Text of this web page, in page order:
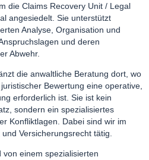
die Claims Recovery Unit / Legal
angesiedelt. Sie unterstützt
Analyse, Organisation und
und deren
Abwehr.
die anwaltliche Beratung dort, wo
Bewertung eine operative,
erforderlich ist. Sie ist kein
sondern ein spezialisiertes
Konfliktlagen. Dabei sind wir im
Versicherungsrecht tätig.
von einem spezialisierten